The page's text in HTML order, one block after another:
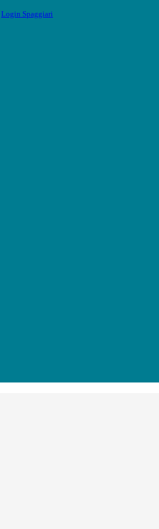
Login Spaggiari